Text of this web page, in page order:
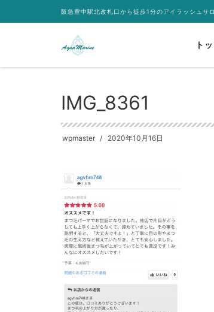
阪急豊中駅北改札口から徒歩1分のアイラッシュサ
ト
HOME
IMG_8361
wpmaster 2020年10月16日